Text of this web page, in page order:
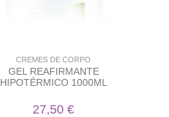
CREMES DE CORPO
GEL REAFIRMANTE
HIPOTÉRMICO 1000ML
27,50 €